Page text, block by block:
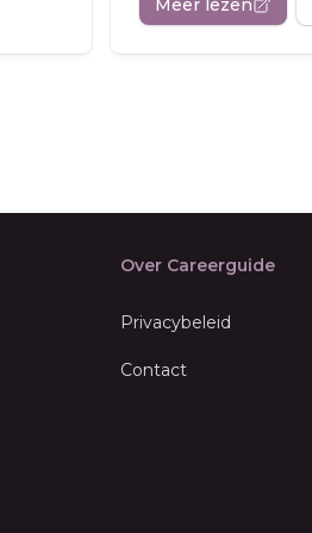
Meer lezen
Over Careerguide
Privacybeleid
Contact